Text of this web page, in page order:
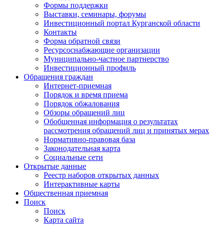
Формы поддержки
Выставки, семинары, форумы
Инвестиционный портал Курганской области
Контакты
Форма обратной связи
Ресурсоснабжающие организации
Муниципально-частное партнерство
Инвестиционный профиль
Обращения граждан
Интернет-приемная
Порядок и время приема
Порядок обжалования
Обзоры обращений лиц
Обобщенная информация о результатах
рассмотрения обращений лиц и принятых мерах
Нормативно-правовая база
Законодательная карта
Социальные сети
Открытые данные
Реестр наборов открытых данных
Интерактивные карты
Общественная приемная
Поиск
Поиск
Карта сайта